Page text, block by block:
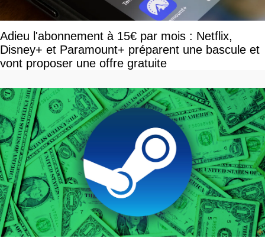
Adieu l'abonnement à 15€ par mois : Netflix,
Disney+ et Paramount+ préparent une bascule et
vont proposer une offre gratuite